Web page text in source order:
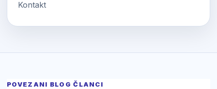
Kontakt
POVEZANI BLOG ČLANCI